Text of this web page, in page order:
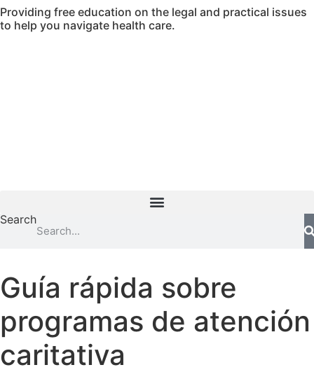
Skip
to
Providing free education on the legal and practical issues
to help you navigate health care.
Search
Guía rápida sobre
programas de atención
caritativa